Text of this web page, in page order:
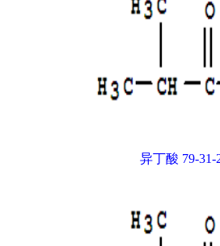
异丁酸 79-31-